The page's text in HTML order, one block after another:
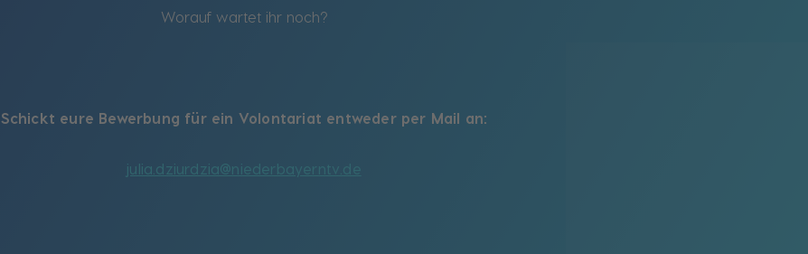
Worauf wartet ihr noch?
Schickt eure Bewerbung für ein Volontariat entweder per Mail an:
julia.dziurdzia@niederbayerntv.de